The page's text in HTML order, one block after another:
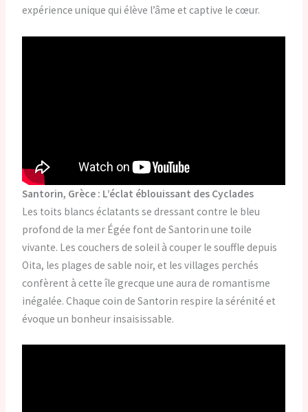
expérience unique qui élève l’âme et captive le cœur.
Santorin, Grèce : L’éclat éblouissant des Cyclades
Les toits blancs éclatants se dressant contre le bleu
profond de la mer Égée font de Santorin une toile
vivante. Les couchers de soleil à couper le souffle depuis
Oita, les plages de sable noir, et les villages perchés
confèrent à cette île grecque une aura de romantisme
inégalée. Chaque coin de Santorin respire la sérénité et
évoque un bonheur insaisissable.